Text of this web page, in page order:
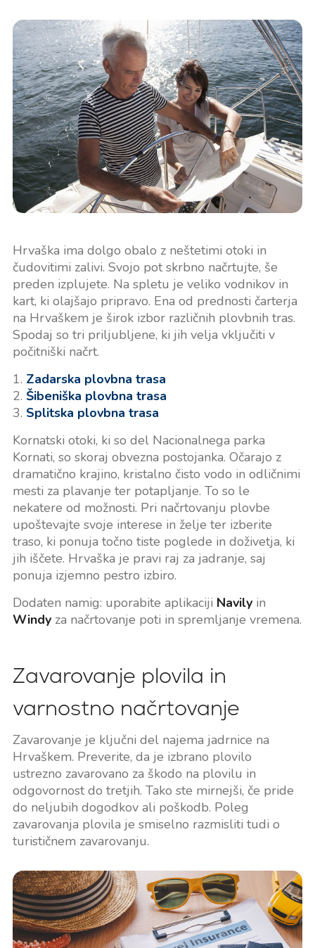
Hrvaška ima dolgo obalo z neštetimi otoki in
čudovitimi zalivi. Svojo pot skrbno načrtujte, še
preden izplujete. Na spletu je veliko vodnikov in
kart, ki olajšajo pripravo. Ena od prednosti čarterja
na Hrvaškem je širok izbor različnih plovbnih tras.
Spodaj so tri priljubljene, ki jih velja vključiti v
počitniški načrt.
1. Zadarska plovbna trasa
2. Šibeniška plovbna trasa
3. Splitska plovbna trasa
Kornatski otoki, ki so del Nacionalnega parka
Kornati, so skoraj obvezna postojanka. Očarajo z
dramatično krajino, kristalno čisto vodo in odličnimi
mesti za plavanje ter potapljanje. To so le
nekatere od možnosti. Pri načrtovanju plovbe
upoštevajte svoje interese in želje ter izberite
traso, ki ponuja točno tiste poglede in doživetja, ki
jih iščete. Hrvaška je pravi raj za jadranje, saj
ponuja izjemno pestro izbiro.
Dodaten namig: uporabite aplikaciji Navilyin
Windyza načrtovanje poti in spremljanje vremena.
Zavarovanje plovila in
varnostno načrtovanje
Zavarovanje je ključni del najema jadrnice na
Hrvaškem. Preverite, da je izbrano plovilo
ustrezno zavarovano za škodo na plovilu in
odgovornost do tretjih. Tako ste mirnejši, če pride
do neljubih dogodkov ali poškodb. Poleg
zavarovanja plovila je smiselno razmisliti tudi o
turističnem zavarovanju.